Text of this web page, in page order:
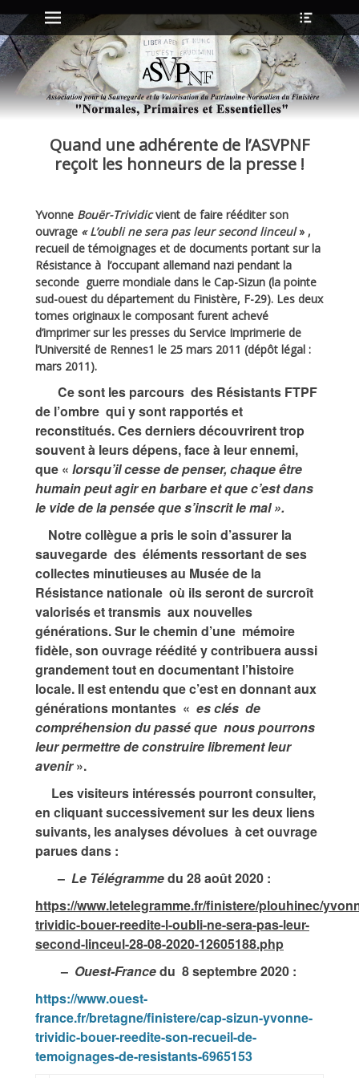
Menu principal
Aller
au
contenu
l’en-
tête
Quand une adhérente de l’ASVPNF
reçoit les honneurs de la presse !
Yvonne Bouër-Trividicvient de faire rééditer son
ouvrage « L’oubli ne sera pas leur second linceul» ,
recueil de témoignages et de documents portant sur la
Résistance à l’occupant allemand nazi pendant la
seconde guerre mondiale dans le Cap-Sizun (la pointe
sud-ouest du département du Finistère, F-29). Les deux
tomes originaux le composant furent achevé
d’imprimer sur les presses du Service Imprimerie de
l’Université de Rennes1 le 25 mars 2011 (dépôt légal :
mars 2011).
Ce sont les parcours des Résistants FTPF
de l’ombre qui y sont rapportés et
reconstitués. Ces derniers découvrirent trop
souvent à leurs dépens, face à leur ennemi,
que « lorsqu’il cesse de penser, chaque être
humain peut agir en barbare et que c’est dans
le vide de la pensée que s’inscrit le mal ».
Notre collègue a pris le soin d’assurer la
sauvegarde des éléments ressortant de ses
collectes minutieuses au Musée de la
Résistance nationale où ils seront de surcroît
valorisés et transmis aux nouvelles
générations. Sur le chemin d’une mémoire
fidèle, son ouvrage réédité y contribuera aussi
grandement tout en documentant l’histoire
locale. Il est entendu que c’est en donnant aux
générations montantes « es clés de
compréhension du passé que nous pourrons
leur permettre de construire librement leur
avenir».
Les visiteurs intéressés pourront consulter,
en cliquant successivement sur les deux liens
suivants, les analyses dévolues à cet ouvrage
parues dans :
– Le Télégrammedu 28 août 2020 :
https://www.letelegramme.fr/finistere/plouhinec/
trividic-bouer-reedite-l-oubli-ne-sera-pas-leur-
second-linceul-28-08-2020-12605188.php
– Ouest-Francedu 8 septembre 2020 :
https://www.ouest-
france.fr/bretagne/finistere/cap-sizun-yvonne-
trividic-bouer-reedite-son-recueil-de-
temoignages-de-resistants-6965153